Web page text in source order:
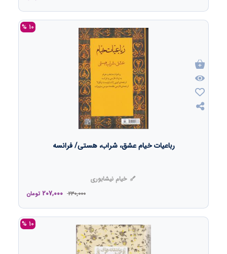
10 %
رباعیات خیام عشق، شراب، هستی/ فرانسه
خیام نیشابوری
230,000
207,000 تومان
10 %